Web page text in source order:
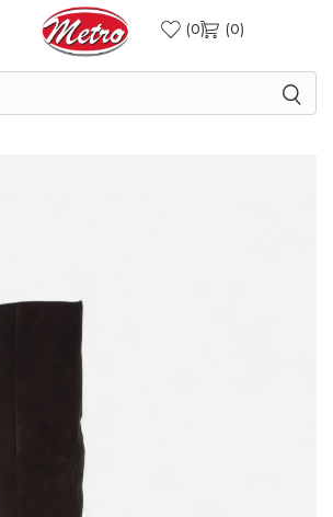
0 0